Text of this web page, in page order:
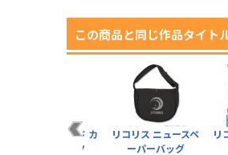
この商品と同じ作品タイト
リコリス セカンド カ
レッジTシャツ
リコリス ニュースペ
ーパーバッグ
リ